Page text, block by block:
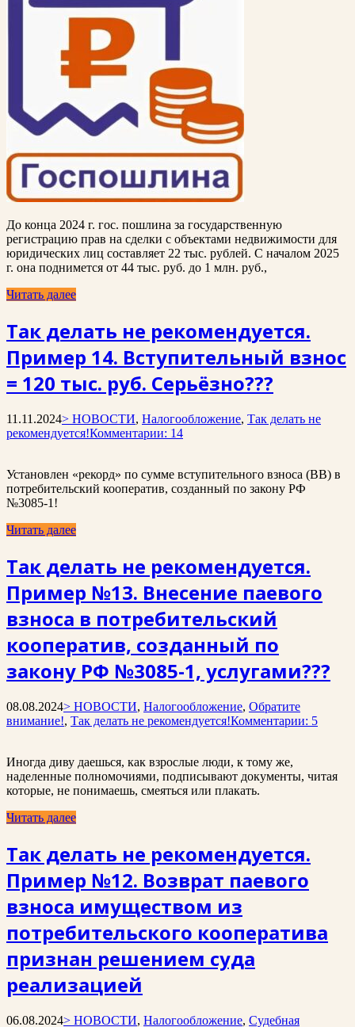
До конца 2024 г. гос. пошлина за государственную
регистрацию прав на сделки с объектами недвижимости для
юридических лиц составляет 22 тыс. рублей. С началом 2025
г. она поднимется от 44 тыс. руб. до 1 млн. руб.,
Читать далее
Так делать не рекомендуется.
Пример 14. Вступительный взнос
= 120 тыс. руб. Серьёзно???
11.11.2024> НОВОСТИ, Налогообложение, Так делать не
рекомендуется!Комментарии: 14
Установлен «рекорд» по сумме вступительного взноса (ВВ) в
потребительский кооператив, созданный по закону РФ
№3085-1!
Читать далее
Так делать не рекомендуется.
Пример №13. Внесение паевого
взноса в потребительский
кооператив, созданный по
закону РФ №3085-1, услугами???
08.08.2024> НОВОСТИ, Налогообложение, Обратите
внимание!, Так делать не рекомендуется!Комментарии: 5
Иногда диву даешься, как взрослые люди, к тому же,
наделенные полномочиями, подписывают документы, читая
которые, не понимаешь, смеяться или плакать.
Читать далее
Так делать не рекомендуется.
Пример №12. Возврат паевого
взноса имуществом из
потребительского кооператива
признан решением суда
реализацией
06.08.2024> НОВОСТИ, Налогообложение, Судебная